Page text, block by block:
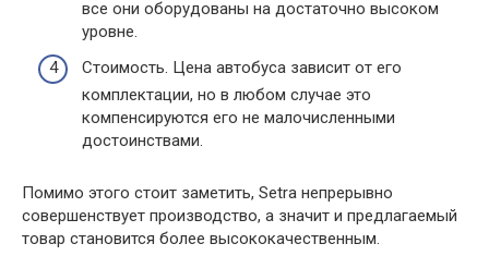
все они оборудованы на достаточно высоком
уровне.
Стоимость. Цена автобуса зависит от его
комплектации, но в любом случае это
компенсируются его не малочисленными
достоинствами.
Помимо этого стоит заметить, Setra непрерывно
совершенствует производство, а значит и предлагаемый
товар становится более высококачественным.